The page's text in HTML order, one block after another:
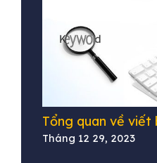
Tổng quan về viết
Tháng 12 29, 2023